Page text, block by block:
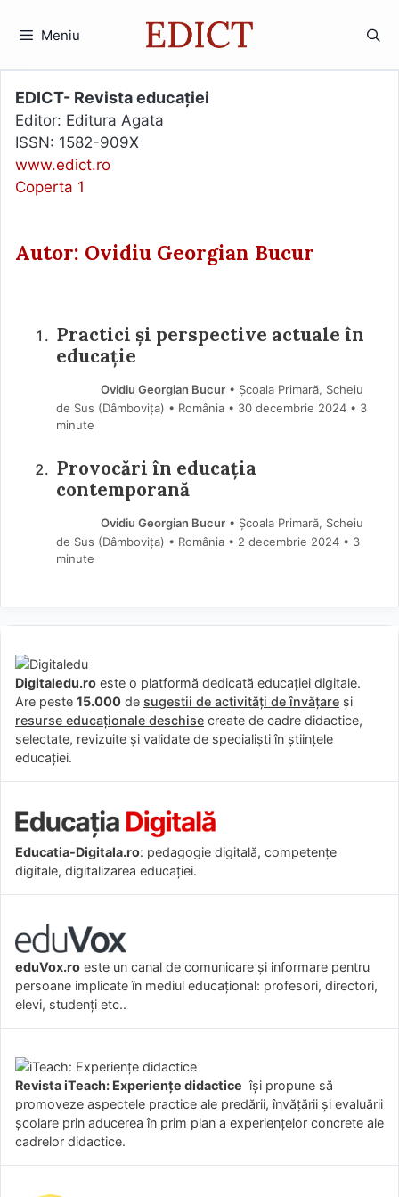
Meniu
EDICT- Revista educației
Editor: Editura Agata
ISSN: 1582-909X
www.edict.ro
Coperta 1
Autor: Ovidiu Georgian Bucur
Practici și perspective actuale în
educație
Ovidiu Georgian Bucur• Școala Primară, Scheiu
de Sus (Dâmboviţa) • România
30 decembrie 2024 • 3
minute
Provocări în educația
contemporană
Ovidiu Georgian Bucur• Școala Primară, Scheiu
de Sus (Dâmboviţa) • România
2 decembrie 2024 • 3
minute
Digitaledu.ro este o platformă dedicată educației digitale.
Are peste 15.000 de sugestii de activități de învățare și
resurse educaționale deschise create de cadre didactice,
selectate, revizuite și validate de specialiști în științele
educației.
Educatia-Digitala.ro: pedagogie digitală, competențe
digitale, digitalizarea educației.
eduVox.ro este un canal de comunicare și informare pentru
persoane implicate în mediul educațional: profesori, directori,
elevi, studenți etc..
Revista iTeach: Experienţe didactice îşi propune să
promoveze aspectele practice ale predării, învăţării şi evaluării
şcolare prin aducerea în prim plan a experienţelor concrete ale
cadrelor didactice.